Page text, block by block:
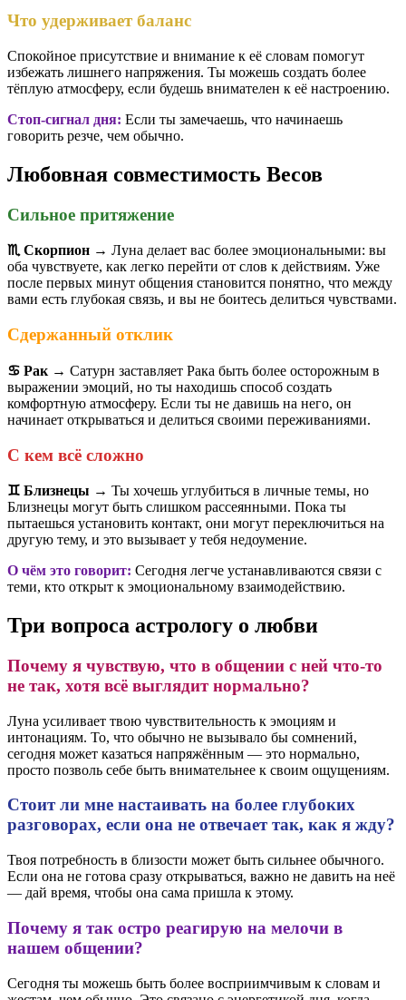
Что удерживает баланс
Спокойное присутствие и внимание к её словам помогут
избежать лишнего напряжения. Ты можешь создать более
тёплую атмосферу, если будешь внимателен к её настроению.
Стоп-сигнал дня: Если ты замечаешь, что начинаешь
говорить резче, чем обычно.
Любовная совместимость Весов
Сильное притяжение
♏️ Скорпион → Луна делает вас более эмоциональными: вы
оба чувствуете, как легко перейти от слов к действиям. Уже
после первых минут общения становится понятно, что между
вами есть глубокая связь, и вы не боитесь делиться чувствами.
Сдержанный отклик
♋️ Рак → Сатурн заставляет Рака быть более осторожным в
выражении эмоций, но ты находишь способ создать
комфортную атмосферу. Если ты не давишь на него, он
начинает открываться и делиться своими переживаниями.
С кем всё сложно
♊️ Близнецы → Ты хочешь углубиться в личные темы, но
Близнецы могут быть слишком рассеянными. Пока ты
пытаешься установить контакт, они могут переключиться на
другую тему, и это вызывает у тебя недоумение.
О чём это говорит: Сегодня легче устанавливаются связи с
теми, кто открыт к эмоциональному взаимодействию.
Три вопроса астрологу о любви
Почему я чувствую, что в общении с ней что-то
не так, хотя всё выглядит нормально?
Луна усиливает твою чувствительность к эмоциям и
интонациям. То, что обычно не вызывало бы сомнений,
сегодня может казаться напряжённым — это нормально,
просто позволь себе быть внимательнее к своим ощущениям.
Стоит ли мне настаивать на более глубоких
разговорах, если она не отвечает так, как я жду?
Твоя потребность в близости может быть сильнее обычного.
Если она не готова сразу открываться, важно не давить на неё
— дай время, чтобы она сама пришла к этому.
Почему я так остро реагирую на мелочи в
нашем общении?
Сегодня ты можешь быть более восприимчивым к словам и